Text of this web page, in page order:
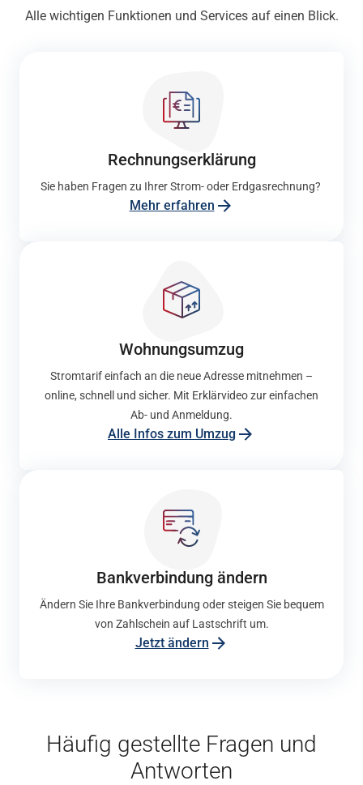
Alle wichtigen Funktionen und Services auf einen Blick.
Rechnungs­erklärung
Sie haben Fragen zu Ihrer Strom- oder Erdgasrechnung?
Mehr erfahren
Wohnungs­umzug
Stromtarif einfach an die neue Adresse mitnehmen –
online, schnell und sicher. Mit Erklärvideo zur einfachen
Ab- und Anmeldung.
Alle Infos zum Umzug
Bank­verbindung ändern
Ändern Sie Ihre Bankverbindung oder steigen Sie bequem
von Zahlschein auf Lastschrift um.
Jetzt ändern
Häufig gestellte Fragen und
Antworten